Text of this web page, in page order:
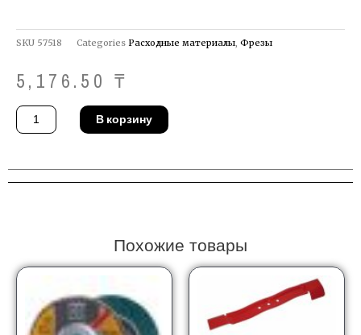
SKU 57518 Categories Расходные материалы, Фрезы
5,176.50 ₸
Количество
товара
Борфреза
Z3
PLUS
В корзину
Похожие товары